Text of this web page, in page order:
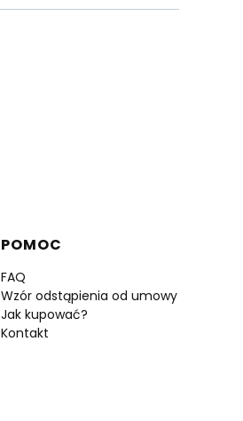
POMOC
FAQ
Wzór odstąpienia od umowy
Jak kupować?
Kontakt